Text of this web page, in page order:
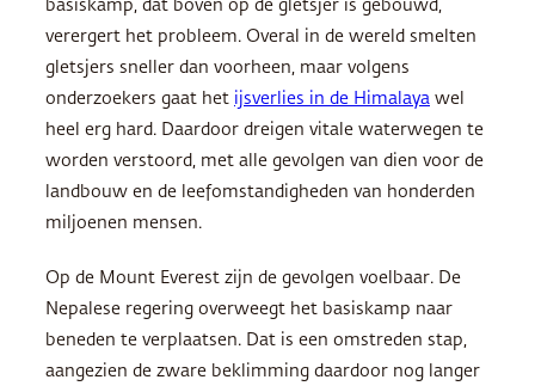
basiskamp, dat boven op de gletsjer is gebouwd,
verergert het probleem. Overal in de wereld smelten
gletsjers sneller dan voorheen, maar volgens
onderzoekers gaat het ijsverlies in de Himalaya wel
heel erg hard. Daardoor dreigen vitale waterwegen te
worden verstoord, met alle gevolgen van dien voor de
landbouw en de leefomstandigheden van honderden
miljoenen mensen.
Op de Mount Everest zijn de gevolgen voelbaar. De
Nepalese regering overweegt het basiskamp naar
beneden te verplaatsen. Dat is een omstreden stap,
aangezien de zware beklimming daardoor nog langer